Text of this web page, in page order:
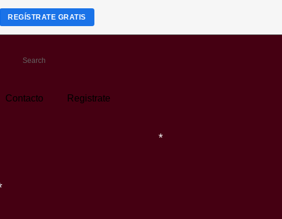
Contacto Registrate
REGÍSTRATE GRATIS